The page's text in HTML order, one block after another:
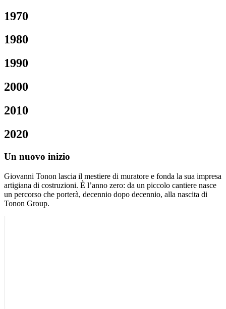
1970
1980
1990
2000
2010
2020
Un nuovo inizio
Giovanni Tonon lascia il mestiere di muratore e fonda la sua impresa
artigiana di costruzioni. È l’anno zero: da un piccolo cantiere nasce
un percorso che porterà, decennio dopo decennio, alla nascita di
Tonon Group.